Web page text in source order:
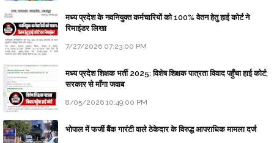
मध्य प्रदेश के नवनियुक्त कर्मचारियों को 100% वेतन हेतु हाई कोर्ट ने
रिमाइंडर लिखा
7/27/2026 07:23:00 PM
मध्य प्रदेश शिक्षक भर्ती 2025: विशेष शिक्षक पात्रता विवाद पहुँचा हाई कोर्ट;
सरकार से माँगा जवाब
8/05/2026 10:49:00 PM
भोपाल में फर्जी बैंक गारंटी वाले ठेकेदार के विरुद्ध आपराधिक मामला दर्ज